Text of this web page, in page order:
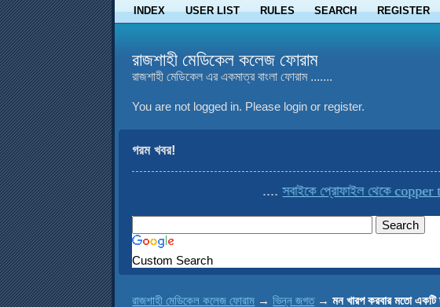
INDEX USER LIST RULES SEARCH REGISTER
রাজশাহী মেডিকেল কলেজ ফোরাম
রাজশাহী মেডিকেল এর একমাত্র বাংলা ফোরাম .......
You are not logged in. Please login or register.
গরম খবর!
সবাইকে প্রোফাইল থেকে copper
Custom Search
রাজশাহী মেডিকেল কলেজ ফোরাম →ভিন্ন জগত →মন খারপ করবার মতো